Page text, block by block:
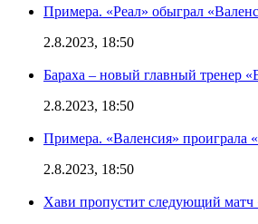
Примера. «Реал» обыграл
2.8.2023, 18:50
Бараха – новый главный тренер
2.8.2023, 18:50
Примера. «Валенсия» проиграла
2.8.2023, 18:50
Хави пропустит следующий матч